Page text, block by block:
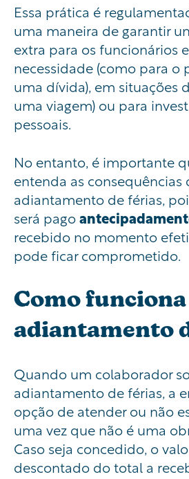
Essa prática é
uma maneira de garantir
extra para os funcionários
necessidade (como para o
uma dívida), em situações
uma viagem) ou para
pessoais.
No entanto, é importante
entenda as consequências
adiantamento de férias,
será pago
recebido no momento
pode ficar comprometido.
Como
adiantamento
Quando um colaborador
adiantamento de férias, a
opção de atender ou não
uma vez que não é uma
Caso seja concedido, o
descontado do total a